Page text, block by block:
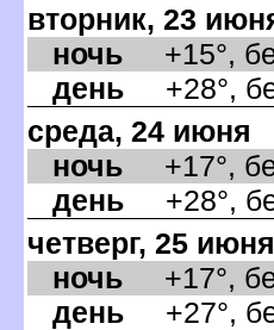
торник, 23
ночь +15°,
день +28°,
среда, 24 июня
ночь +17°,
день +28°,
четверг, 25 июня
ночь +17°,
день +27°,